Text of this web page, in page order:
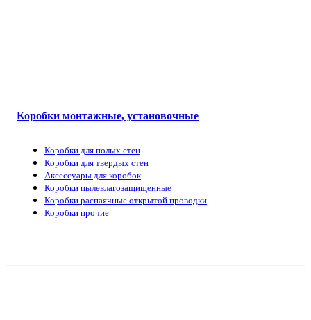
Коробки монтажные, установочные
Коробки для полых стен
Коробки для твердых стен
Аксессуары для коробок
Коробки пылевлагозащищенные
Коробки распаячные открытой проводки
Коробки прочие